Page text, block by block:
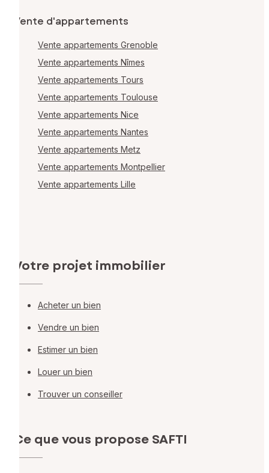
Vente d'appartements
Vente appartements Grenoble
Vente appartements Nîmes
Vente appartements Tours
Vente appartements Toulouse
Vente appartements Nice
Vente appartements Nantes
Vente appartements Metz
Vente appartements Montpellier
Vente appartements Lille
Votre projet immobilier
Acheter un bien
Vendre un bien
Estimer un bien
Louer un bien
Trouver un conseiller
Ce que vous propose SAFTI